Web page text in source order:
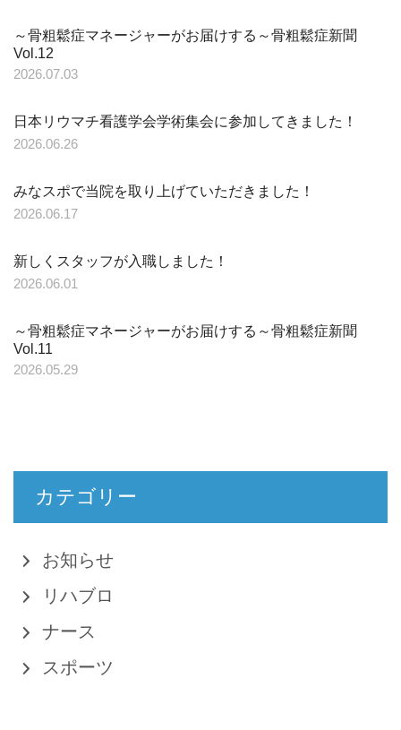
～骨粗鬆症マネージャーがお届けする～骨粗鬆症新聞
Vol.12
2026.07.03
日本リウマチ看護学会学術集会に参加してきました！
2026.06.26
みなスポで当院を取り上げていただきました！
2026.06.17
新しくスタッフが入職しました！
2026.06.01
～骨粗鬆症マネージャーがお届けする～骨粗鬆症新聞
Vol.11
2026.05.29
カテゴリー
お知らせ
リハブロ
ナース
スポーツ